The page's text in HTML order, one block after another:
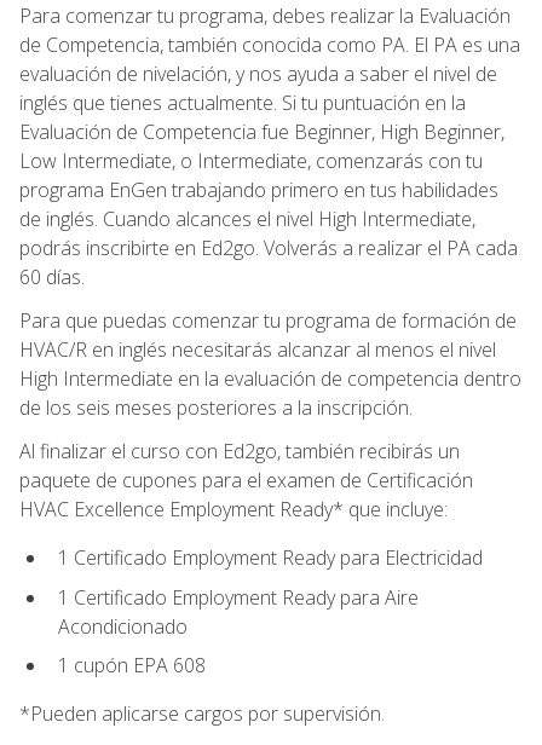
Para comenzar tu programa, debes realizar la Evaluación
de Competencia, también conocida como PA. El PA es una
evaluación de nivelación, y nos ayuda a saber el nivel de
inglés que tienes actualmente. Si tu puntuación en la
Evaluación de Competencia fue Beginner, High Beginner,
Low Intermediate, o Intermediate, comenzarás con tu
programa EnGen trabajando primero en tus habilidades
de inglés. Cuando alcances el nivel High Intermediate,
podrás inscribirte en Ed2go. Volverás a realizar el PA cada
60 días.
Para que puedas comenzar tu programa de formación de
HVAC/R en inglés necesitarás alcanzar al menos el nivel
High Intermediate en la evaluación de competencia dentro
de los seis meses posteriores a la inscripción.
Al finalizar el curso con Ed2go, también recibirás un
paquete de cupones para el examen de Certificación
HVAC Excellence Employment Ready* que incluye:
1 Certificado Employment Ready para Electricidad
1 Certificado Employment Ready para Aire
Acondicionado
1 cupón EPA 608
*Pueden aplicarse cargos por supervisión.